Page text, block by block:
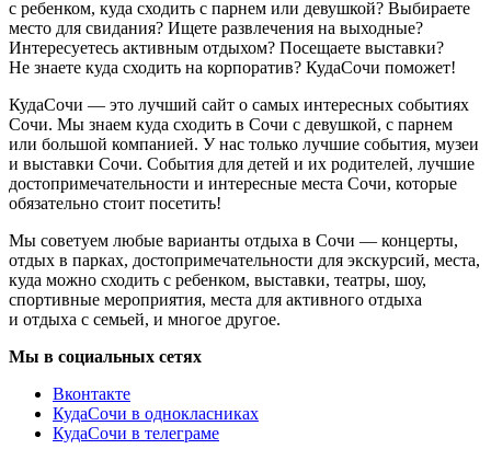
с ребенком, куда сходить с парнем или девушкой? Выбираете
место для свидания? Ищете развлечения на выходные?
Интересуетесь активным отдыхом? Посещаете выставки?
Не знаете куда сходить на корпоратив? КудаСочи поможет!
КудаСочи — это лучший сайт о самых интересных событиях
Сочи. Мы знаем куда сходить в Сочи с девушкой, с парнем
или большой компанией. У нас только лучшие события, музеи
и выставки Сочи. События для детей и их родителей, лучшие
достопримечательности и интересные места Сочи, которые
обязательно стоит посетить!
Мы советуем любые варианты отдыха в Сочи — концерты,
отдых в парках, достопримечательности для экскурсий, места,
куда можно сходить с ребенком, выставки, театры, шоу,
спортивные мероприятия, места для активного отдыха
и отдыха с семьей, и многое другое.
Мы в социальных сетях
Вконтакте
КудаСочи в однокласниках
КудаСочи в телеграме